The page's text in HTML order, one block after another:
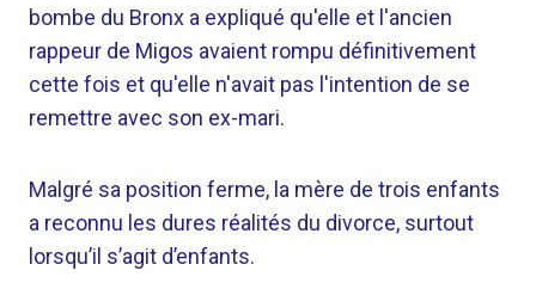
bombe du Bronx a expliqué qu'elle et l'ancien
rappeur de Migos avaient rompu définitivement
cette fois et qu'elle n'avait pas l'intention de se
remettre avec son ex-mari.
Malgré sa position ferme, la mère de trois enfants
a reconnu les dures réalités du divorce, surtout
lorsqu’il s’agit d’enfants.